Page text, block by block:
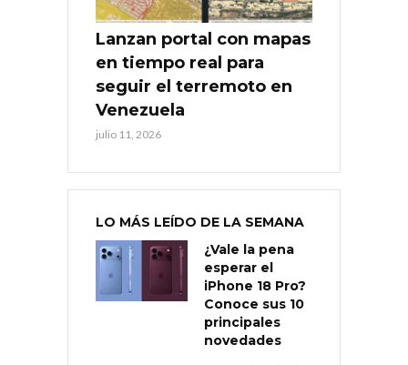
Lanzan portal con mapas
en tiempo real para
seguir el terremoto en
Venezuela
julio 11, 2026
LO MÁS LEÍDO DE LA SEMANA
¿Vale la pena
esperar el
iPhone 18 Pro?
Conoce sus 10
principales
novedades